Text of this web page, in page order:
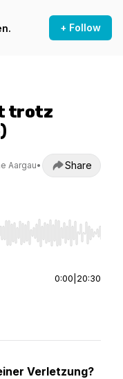
+ Follow
trotz
Aargau•
Share
Home/End to jump to
0:00 20:30
Verletzung?